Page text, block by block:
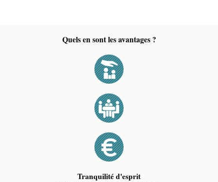
Quels en sont les avantages ?
Tranquilité d'esprit